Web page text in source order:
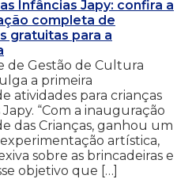
Infâncias Japy: confira a
completa de
gratuitas para a
de Gestão de Cultura
a primeira
atividades para crianças
“Com a inauguração
das Crianças, ganhou um
artística,
sobre as brincadeiras e
objetivo que […]